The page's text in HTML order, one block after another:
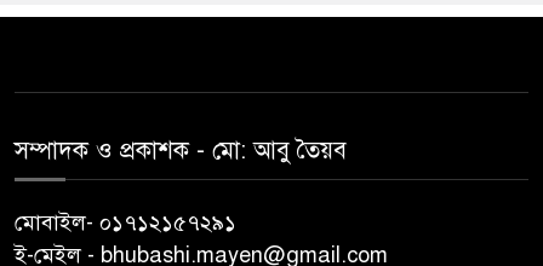
সম্পাদক ও প্রকাশক -‌ মো: আবু‌ তৈয়ব
মোবাইল- ০১৭১২১৫৭২৯১
ই-মেইল - bhubashi.mayen@gmail.com